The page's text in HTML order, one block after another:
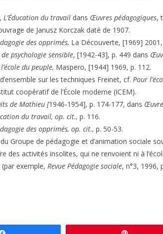
L’Éducation du travail dans Œuvres pédagogiques,
de Janusz Korczak daté de 1907.
des opprimés, La Découverte, [1969]
de psychologie sensible, [1942-43], p. 449 dans
du peuple, Maspero, [1944] 1969, p. 112.
sur les techniques Freinet, cf. Pour
coopératif de l’École moderne (ICEM).
de Mathieu [1946-1954], p. 174-177, dans
du travail, op. cit., p. 116.
des opprimés, op. cit., p. 50-53.
Groupe de pédagogie et d’animation sociale
des activités insolites, qui ne renvoient ni à
exemple, Revue Pédagogie sociale, n°3, 1996,